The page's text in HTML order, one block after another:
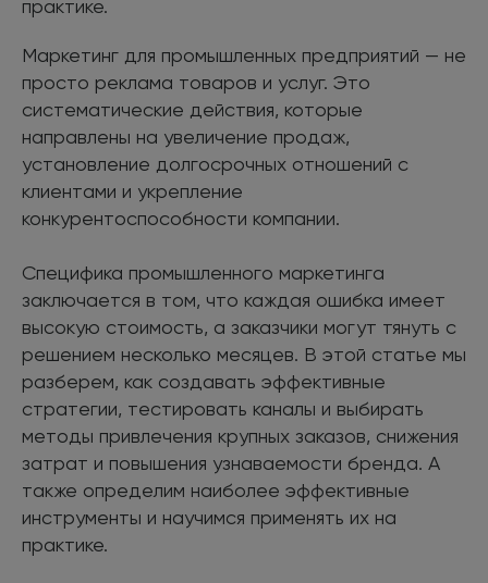
практике.
Маркетинг для промышленных предприятий — не
просто реклама товаров и услуг. Это
систематические действия, которые
направлены на увеличение продаж,
установление долгосрочных отношений с
клиентами и укрепление
конкурентоспособности компании.
Специфика промышленного маркетинга
заключается в том, что каждая ошибка имеет
высокую стоимость, а заказчики могут тянуть с
решением несколько месяцев. В этой статье мы
разберем, как создавать эффективные
стратегии, тестировать каналы и выбирать
методы привлечения крупных заказов, снижения
затрат и повышения узнаваемости бренда. А
также определим наиболее эффективные
инструменты и научимся применять их на
практике.